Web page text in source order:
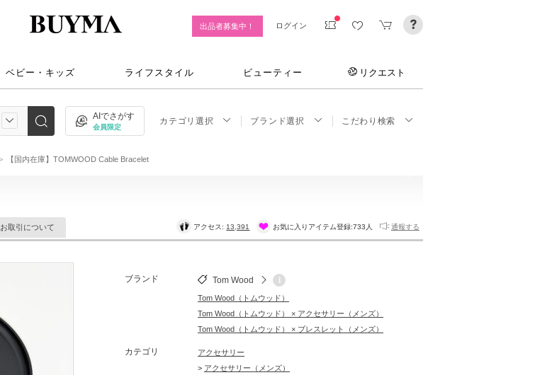
出品者募集中！ ログイン
ベビー・キッズ ライフスタイル ビューティー リクエスト
AIでさがす
会員限定
カテゴリ選択 ブランド選択 こだわり検索
【国内在庫】TOMWOOD Cable Bracelet
お取引について アクセス: 13,391 お気に入りアイテム登録:733人 通報する
ブランド Tom Wood i
Tom Wood（トムウッド）
Tom Wood（トムウッド） × アクセサリー（メンズ）
Tom Wood（トムウッド） × ブレスレット（メンズ）
カテゴリ
アクセサリー
> アクセサリー（メンズ）